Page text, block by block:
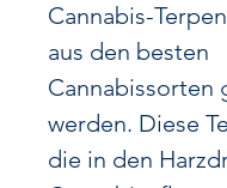
Cannabis-
aus den besten
Cannabissorten
werden. Diese
die in den